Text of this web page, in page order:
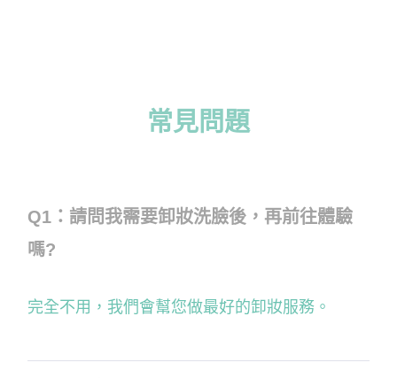
常見問題
Q1：請問我需要卸妝洗臉後，再前往體驗
嗎?
完全不用，我們會幫您做最好的卸妝服務。